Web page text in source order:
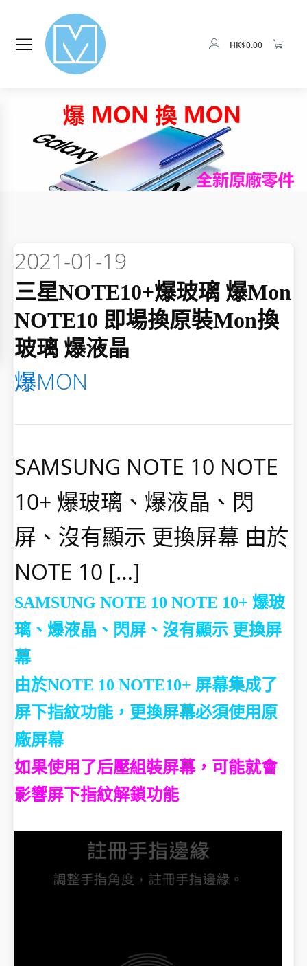
HK$0.00
2021-01-19
三星NOTE10+爆玻璃 爆mon
NOTE10 即場換原裝mon換
玻璃 爆液晶
爆MON
SAMSUNG NOTE 10 NOTE
10+ 爆玻璃、爆液晶、閃
屏、沒有顯示 更換屏幕 由於
NOTE 10 […]
SAMSUNG NOTE 10 NOTE 10+ 爆玻
璃、爆液晶、閃屏、沒有顯示 更換屏
幕
由於NOTE 10 NOTE10+ 屏幕集成了
屏下指紋功能，更換屏幕必須使用原
廠屏幕
如果使用了后壓組裝屏幕，可能就會
影響屏下指紋解鎖功能